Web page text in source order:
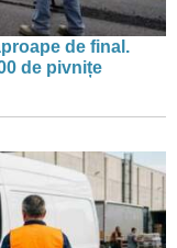
de final.
de pivnițe